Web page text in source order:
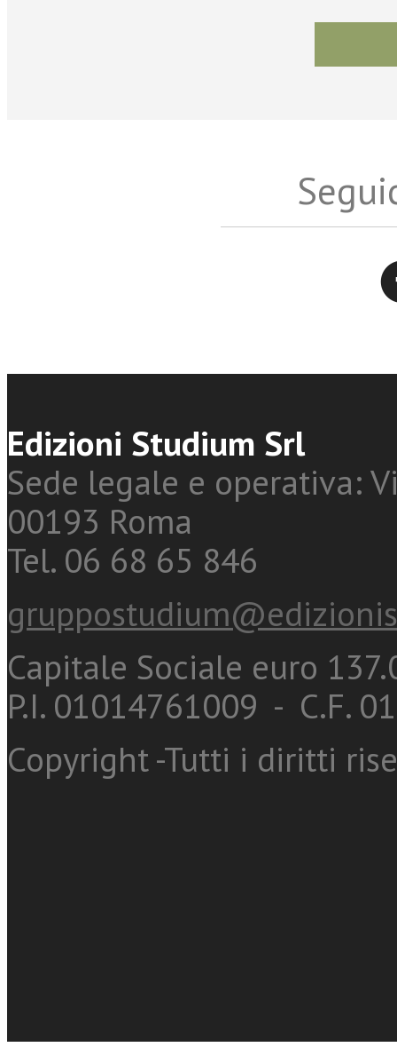
Edizioni Studium Srl
Sede legale e operativa:
00193 Roma
Tel. 06 68 65 846
Capitale Sociale euro
P.I. 01014761009 - C.F.
Copyright -Tutti i diritti